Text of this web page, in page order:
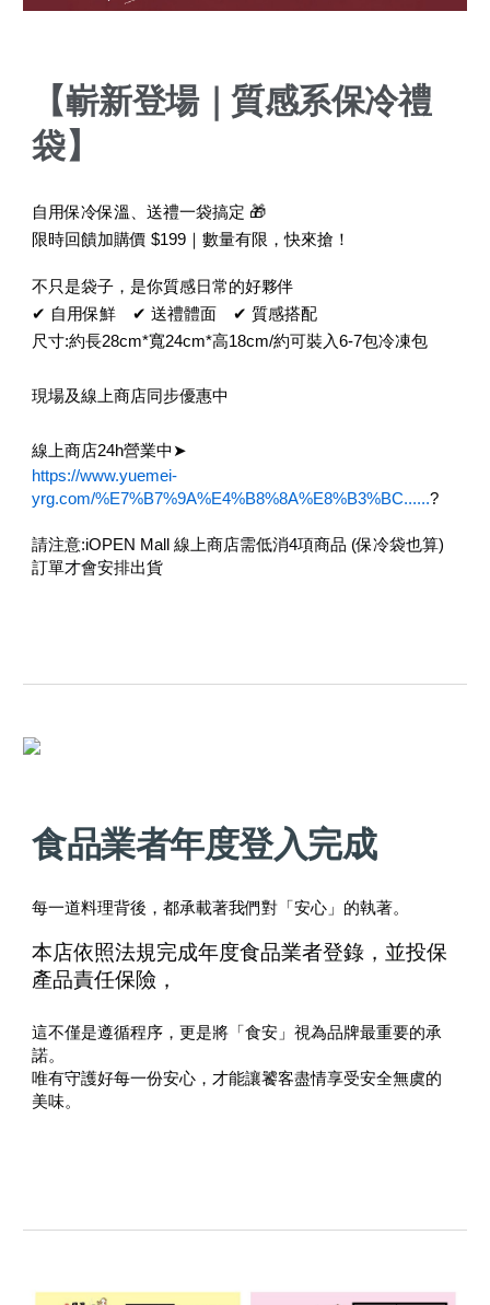
【嶄新登場｜質感系保冷禮
袋】
自用保冷保溫、送禮一袋搞定 🎁
限時回饋加購價 $199｜數量有限，快來搶！
不只是袋子，是你質感日常的好夥伴
✔ 自用保鮮 ✔ 送禮體面 ✔ 質感搭配
尺寸:約長28cm*寬24cm*高18cm/約可裝入6-7包冷凍包
現場及線上商店同步優惠中
線上商店24h營業中➤
https://www.yuemei-
yrg.com/%E7%B7%9A%E4%B8%8A%E8%B3%BC......?
請注意:iOPEN Mall 線上商店需低消4項商品 (保冷袋也算)
訂單才會安排出貨
食品業者年度登入完成
每一道料理背後，都承載著我們對「安心」的執著。
本店依照法規完成年度食品業者登錄，並投保
產品責任保險，
這不僅是遵循程序，更是將「食安」視為品牌最重要的承
諾。
唯有守護好每一份安心，才能讓饕客盡情享受安全無虞的
美味。